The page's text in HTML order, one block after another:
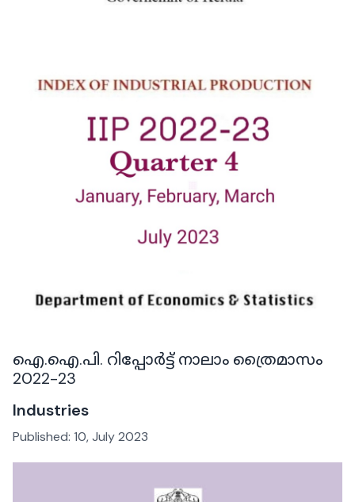
ഐ.ഐ.പി. റിപ്പോർട്ട് നാലാം ത്രൈമാസം
2022-23
Industries
Published: 10, July 2023